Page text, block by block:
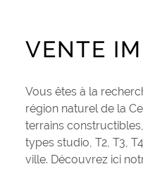
VENTE
Vous êtes à la
région naturel de la
terrains
types studio, T2, T3,
ville. Découvrez ici